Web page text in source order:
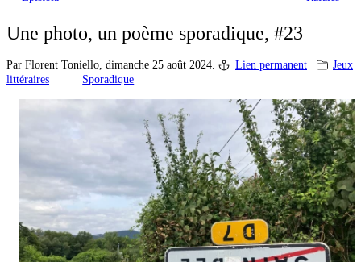
Une photo, un poème sporadique, #23
Par Florent Toniello, dimanche 25 août 2024. Lien permanent
Jeux
littéraires
Sporadique